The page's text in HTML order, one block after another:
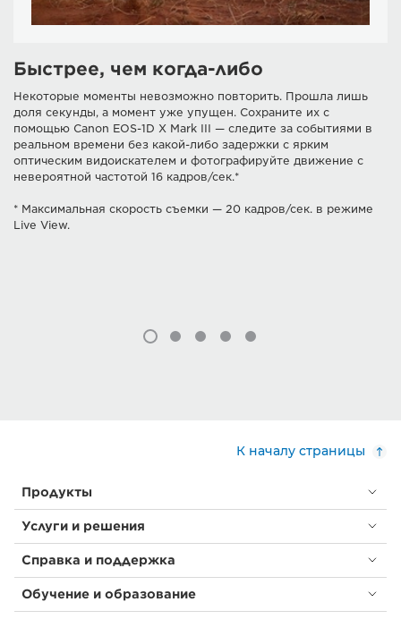
Быстрее, чем когда-либо
Некоторые моменты невозможно повторить. Прошла лишь
доля секунды, а момент уже упущен. Сохраните их с
помощью Canon EOS-1D X Mark III — следите за событиями в
реальном времени без какой-либо задержки с ярким
оптическим видоискателем и фотографируйте движение с
невероятной частотой 16 кадров/сек.*
* Максимальная скорость съемки — 20 кадров/сек. в режиме
Live View.
К началу страницы
Продукты
Услуги и решения
Справка и поддержка
Обучение и образование